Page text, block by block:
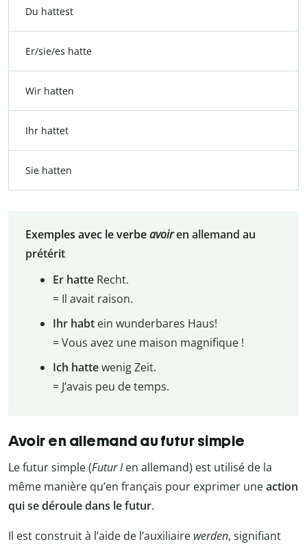
Du hattest
Er/sie/es hatte
Wir hatten
Ihr hattet
Sie hatten
Exemples avec le verbeavoiren allemand au
prétérit
Er hatteRecht.
= Il avait raison.
Ihr habtein wunderbares Haus!
= Vous avez une maison magnifique !
Ich hattewenig Zeit.
= J’avais peu de temps.
Avoir en allemand au futur simple
Le futur simple (Futur Ien allemand) est utilisé de la
même manière qu’en français pour exprimer uneaction
qui se déroule dans le futur.
Il est construit à l’aide de l’auxiliaire werden, signifiant